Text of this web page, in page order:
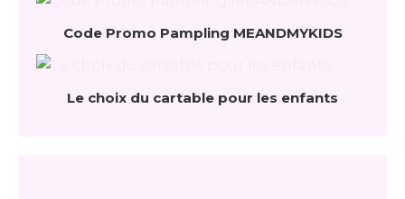
Code Promo Pampling MEANDMYKIDS
Le choix du cartable pour les enfants